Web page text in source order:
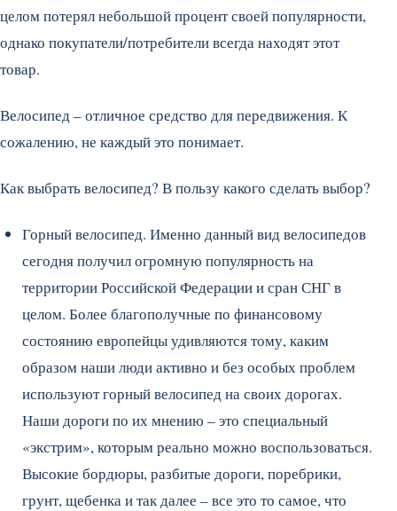
целом потерял небольшой процент своей популярности,
однако покупатели/потребители всегда находят этот
товар.
Велосипед – отличное средство для передвижения. К
сожалению, не каждый это понимает.
Как выбрать велосипед? В пользу какого сделать выбор?
Горный велосипед. Именно данный вид велосипедов
сегодня получил огромную популярность на
территории Российской Федерации и сран СНГ в
целом. Более благополучные по финансовому
состоянию европейцы удивляются тому, каким
образом наши люди активно и без особых проблем
используют горный велосипед на своих дорогах.
Наши дороги по их мнению – это специальный
«экстрим», которым реально можно воспользоваться.
Высокие бордюры, разбитые дороги, поребрики,
грунт, щебенка и так далее – все это то самое, что